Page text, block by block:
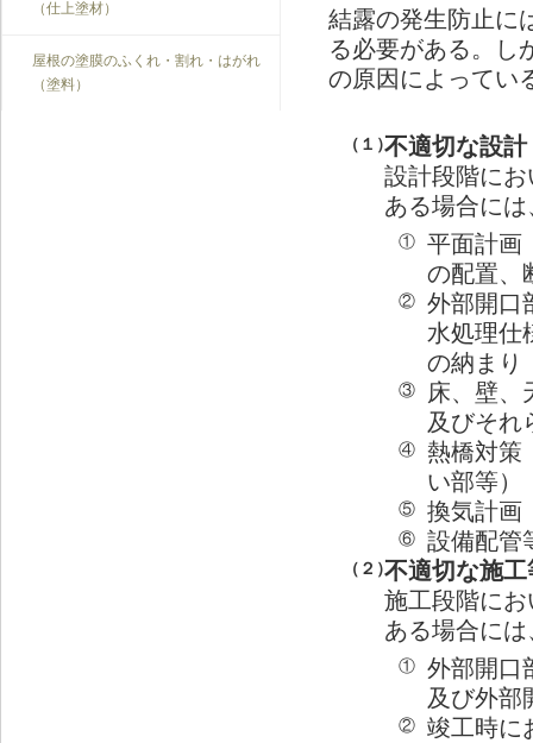
（仕上塗材）
屋根の塗膜のふくれ・割れ・はがれ
（塗料）
結露の発生防止に
る必要がある。し
の原因によってい
（１）不適切な設計
設計段階に
ある場合に
①
平面計画
の配置、
②
外部開口
水処理仕
の納まり
③
床、壁、
及びそれ
④
熱橋対策
い部等）
⑤ 換気計画
⑥ 設備配管
（２）不適切な施工
施工段階に
ある場合に
①
外部開口
及び外部
② 竣工時に